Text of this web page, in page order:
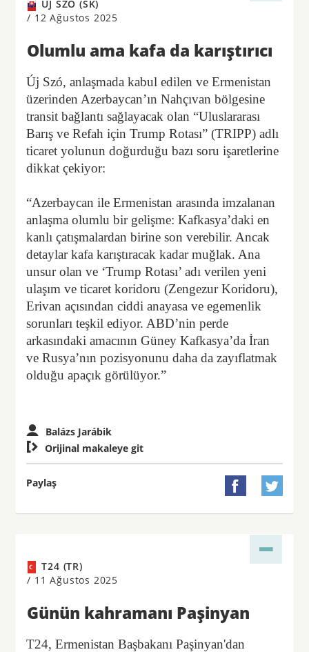
ÚJ SZÓ (SK)
/ 12 Ağustos 2025
Olumlu ama kafa da karıştırıcı
Új Szó, anlaşmada kabul edilen ve Ermenistan
üzerinden Azerbaycan’ın Nahçıvan bölgesine
transit bağlantı sağlayacak olan “Uluslararası
Barış ve Refah için Trump Rotası” (TRIPP) adlı
ticaret yolunun doğurduğu bazı soru işaretlerine
dikkat çekiyor:
“Azerbaycan ile Ermenistan arasında imzalanan
anlaşma olumlu bir gelişme: Kafkasya’daki en
kanlı çatışmalardan birine son verebilir. Ancak
detaylar kafa karıştıracak kadar muğlak. Ana
unsur olan ve ‘Trump Rotası’ adı verilen yeni
ulaşım ve ticaret koridoru (Zengezur Koridoru),
Erivan açısından ciddi anayasa ve egemenlik
sorunları teşkil ediyor. ABD’nin perde
arkasındaki amacının Güney Kafkasya’da İran
ve Rusya’nın pozisyonunu daha da zayıflatmak
olduğu apaçık görülüyor.”
Balázs Jarábik
 Orijinal makaleye git
Paylaş  
T24 (TR)
/ 11 Ağustos 2025
Günün kahramanı Paşinyan
T24, Ermenistan Başbakanı Paşinyan'dan